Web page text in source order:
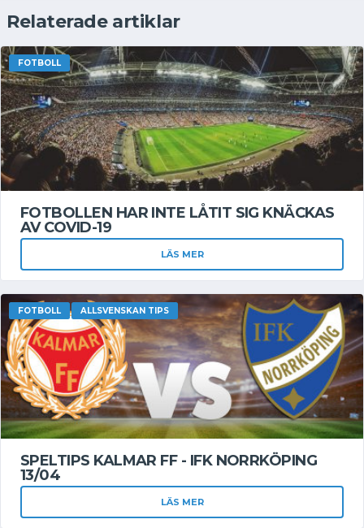
Relaterade artiklar
FOTBOLL
FOTBOLLEN HAR INTE LÅTIT SIG KNÄCKAS
AV COVID-19
LÄS MER
FOTBOLL ALLSVENSKAN TIPS
SPELTIPS KALMAR FF - IFK NORRKÖPING
13/04
LÄS MER